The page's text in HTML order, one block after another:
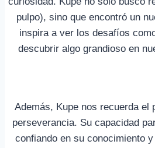
pulpo), sino que encontró un
inspira a ver los desafíos
descubrir algo grandioso en
Además, Kupe nos recuerda el
perseverancia. Su capacidad
confiando en su conocimiento